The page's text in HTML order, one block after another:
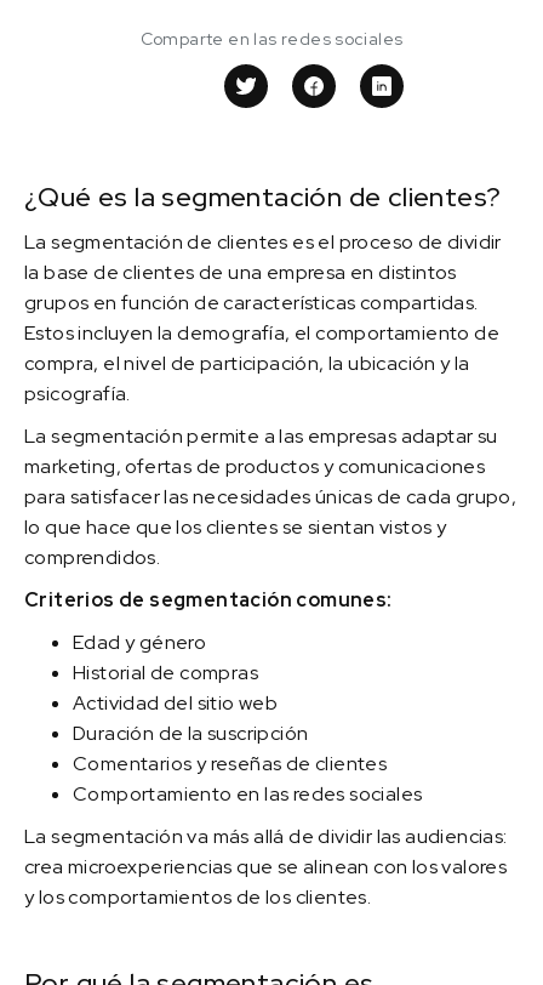
Comparte en las redes sociales
¿Qué es la segmentación de clientes?
La segmentación de clientes es el proceso de dividir
la base de clientes de una empresa en distintos
grupos en función de características compartidas.
Estos incluyen la demografía, el comportamiento de
compra, el nivel de participación, la ubicación y la
psicografía.
La segmentación permite a las empresas adaptar su
marketing, ofertas de productos y comunicaciones
para satisfacer las necesidades únicas de cada grupo,
lo que hace que los clientes se sientan vistos y
comprendidos.
Criterios de segmentación comunes:
Edad y género
Historial de compras
Actividad del sitio web
Duración de la suscripción
Comentarios y reseñas de clientes
Comportamiento en las redes sociales
La segmentación va más allá de dividir las audiencias:
crea microexperiencias que se alinean con los valores
y los comportamientos de los clientes.